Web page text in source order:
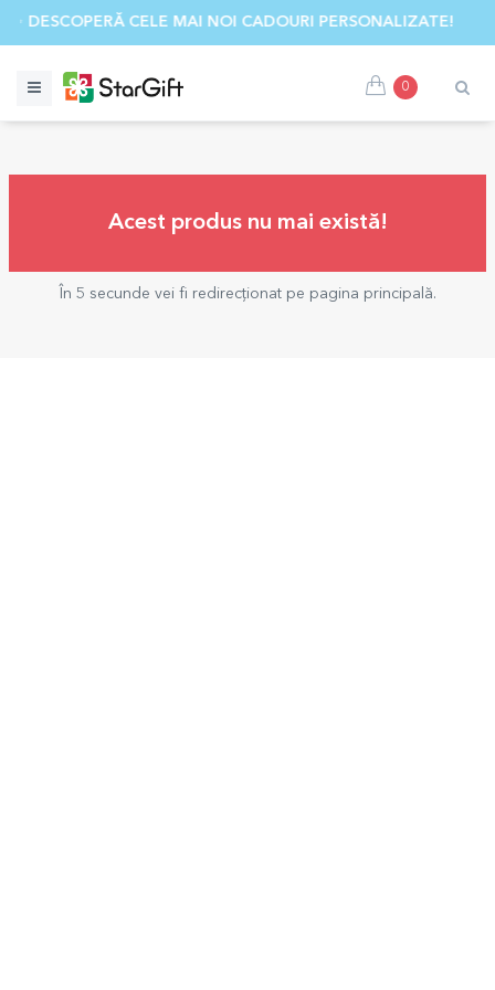
✨ DESCOPERĂ CELE MAI NOI CADOURI PERSONALIZATE! ☀️
0
Acest produs nu mai există!
În 5 secunde vei fi redirecționat pe pagina principală.